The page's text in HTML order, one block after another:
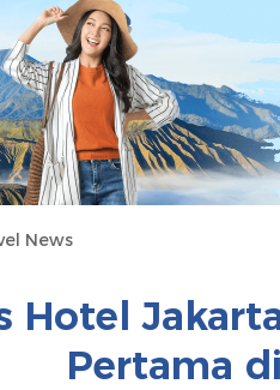
News
Hotel
Pertama